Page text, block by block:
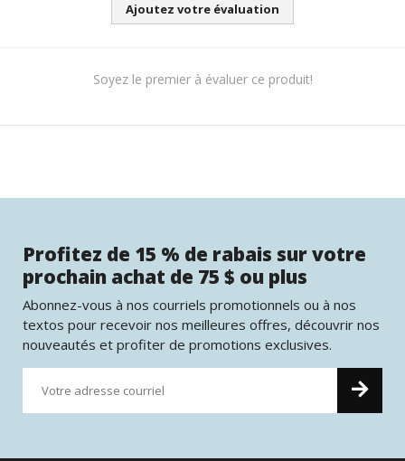
Ajoutez votre évaluation
Soyez le premier à évaluer ce produit!
Profitez de 15 % de rabais sur votre
prochain achat de 75 $ ou plus
Abonnez-vous à nos courriels promotionnels ou à nos
textos pour recevoir nos meilleures offres, découvrir nos
nouveautés et profiter de promotions exclusives.